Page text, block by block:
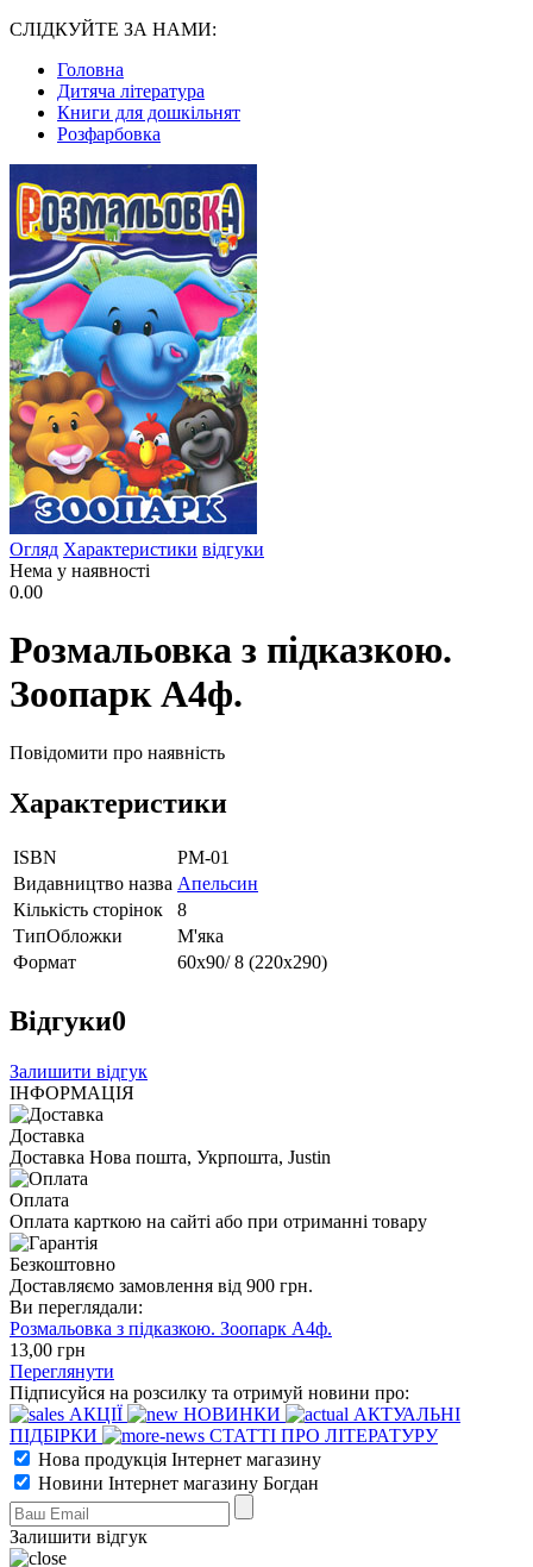
СЛІДКУЙТЕ ЗА НАМИ:
Головна
Дитяча література
Книги для дошкільнят
Розфарбовка
Огляд Характеристики відгуки
Нема у наявності
0.00
Розмальовка з підказкою.
Зоопарк А4ф.
Повідомити про наявність
Характеристики
ISBN
РМ-01
Видавництво назва Апельсин
Кількість сторінок
8
ТипОбложки
М'яка
Формат
60х90/ 8 (220х290)
Відгуки0
Залишити відгук
ІНФОРМАЦІЯ
Доставка
Доставка Нова пошта, Укрпошта, Justin
Оплата
Оплата карткою на сайті або при отриманні товару
Безкоштовно
Доставляємо замовлення від 900 грн.
Ви переглядали:
Розмальовка з підказкою. Зоопарк А4ф.
13,00 грн
Переглянути
Підписуйся на розсилку та отримуй новини про:
АКЦІЇ
НОВИНКИ
АКТУАЛЬНІ
ПІДБІРКИ
СТАТТІ ПРО ЛІТЕРАТУРУ
Нова продукція Інтернет магазину
Новини Інтернет магазину Богдан
Залишити відгук